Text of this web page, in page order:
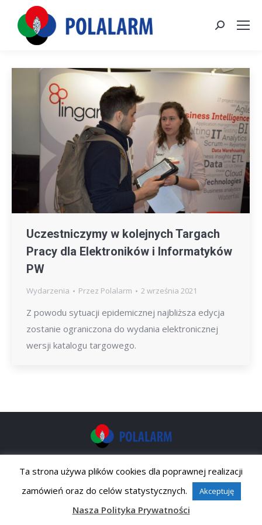
Szukaj:
Uczestniczymy w kolejnych Targach
Pracy dla Elektroników i Informatyków
PW
Wydarzenia Przez Polalarm 2 września 2021
Z powodu sytuacji epidemicznej najbliższa edycja
zostanie ograniczona do wydania elektronicznej
wersji katalogu targowego.
Footer Menu
Ta strona używa plików cookies dla poprawnej realizacji
zamówień oraz do celów statystycznych.
Akceptuję
Nasza Polityka Prywatności